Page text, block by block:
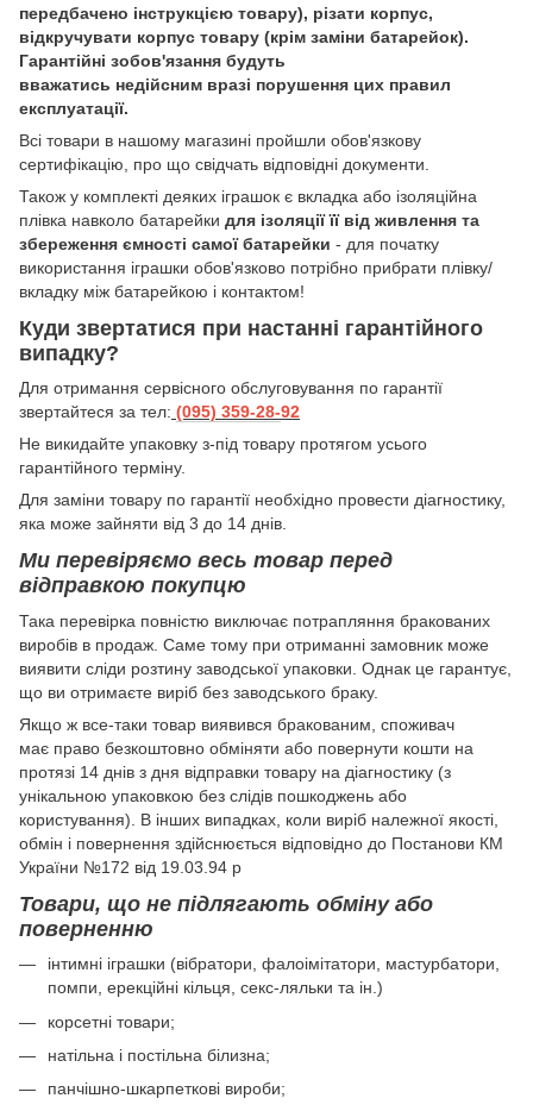
передбачено інструкцією товару), різати корпус,
відкручувати корпус товару (крім заміни батарейок).
Гарантійні зобов'язання будуть
вважатись недійсним вразі порушення цих правил
експлуатації.
Всі товари в нашому магазині пройшли обов'язкову
сертифікацію, про що свідчать відповідні документи.
Також у комплекті деяких іграшок є вкладка або ізоляційна
плівка навколо батарейки для ізоляції її від живлення та
збереження ємності самої батарейки - для початку
використання іграшки обов'язково потрібно прибрати плівку/
вкладку між батарейкою і контактом!
Куди звертатися при настанні гарантійного
випадку?
Для отримання сервісного обслуговування по гарантії
звертайтеся за тел: (095) 359-28-92
Hе викидайте упаковку з-під товару протягом усього
гарантійного терміну.
Для заміни товару по гарантії необхідно провести діагностику,
яка може зайняти від 3 до 14 днів.
Ми перевіряємо весь товар перед
відправкою покупцю
Така перевірка повністю виключає потрапляння бракованих
виробів в продаж. Саме тому при отриманні замовник може
виявити сліди розтину заводської упаковки. Однак це гарантує,
що ви отримаєте виріб без заводського браку.
Якщо ж все-таки товар виявився бракованим, споживач
має право безкоштовно обміняти або повернути кошти на
протязі 14 днів з дня відправки товару на діагностику (з
унікальною упаковкою без слідів пошкоджень або
користування). В інших випадках, коли виріб належної якості,
обмін і повернення здійснюється відповідно до Постанови КМ
України №172 від 19.03.94 р
Товари, що не підлягають обміну або
поверненню
інтимні іграшки (вібратори, фалоімітатори, мастурбатори,
помпи, ерекційні кільця, секс-ляльки та ін.)
корсетні товари;
натільна і постільна білизна;
панчішно-шкарпеткові вироби;